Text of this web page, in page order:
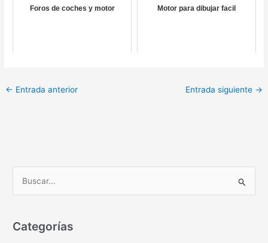
Foros de coches y motor Motor para dibujar facil
← Entrada anterior Entrada siguiente →
c
Categorías